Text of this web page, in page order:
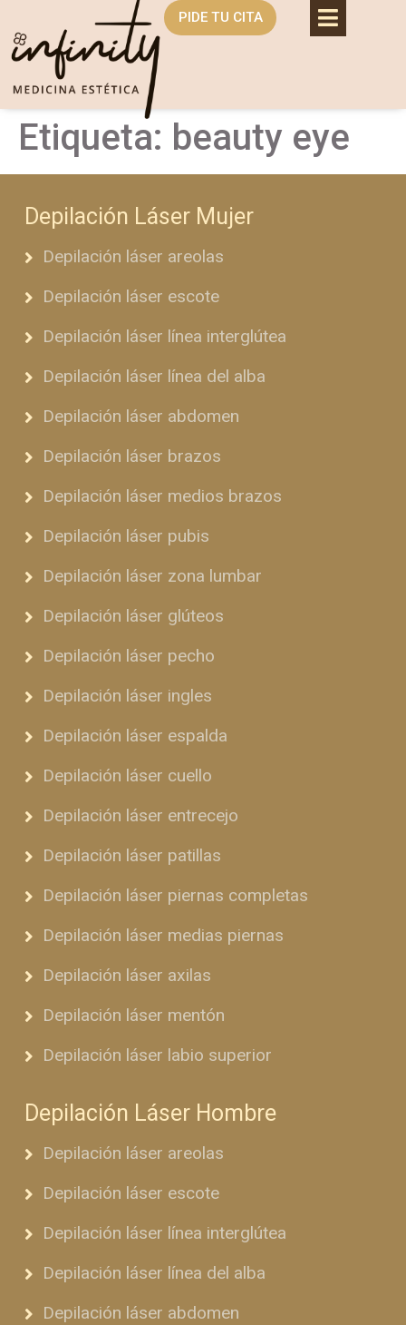
PIDE TU CITA
Etiqueta: beauty eye
Depilación Láser Mujer
Depilación láser areolas
Depilación láser escote
Depilación láser línea interglútea
Depilación láser línea del alba
Depilación láser abdomen
Depilación láser brazos
Depilación láser medios brazos
Depilación láser pubis
Depilación láser zona lumbar
Depilación láser glúteos
Depilación láser pecho
Depilación láser ingles
Depilación láser espalda
Depilación láser cuello
Depilación láser entrecejo
Depilación láser patillas
Depilación láser piernas completas
Depilación láser medias piernas
Depilación láser axilas
Depilación láser mentón
Depilación láser labio superior
Depilación Láser Hombre
Depilación láser areolas
Depilación láser escote
Depilación láser línea interglútea
Depilación láser línea del alba
Depilación láser abdomen